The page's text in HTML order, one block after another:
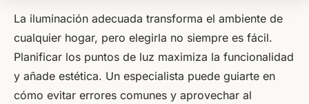
La iluminación adecuada transforma el ambiente de
cualquier hogar, pero elegirla no siempre es fácil.
Planificar los puntos de luz maximiza la funcionalidad
y añade estética. Un especialista puede guiarte en
cómo evitar errores comunes y aprovechar al